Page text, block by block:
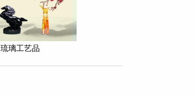
琉璃工艺品